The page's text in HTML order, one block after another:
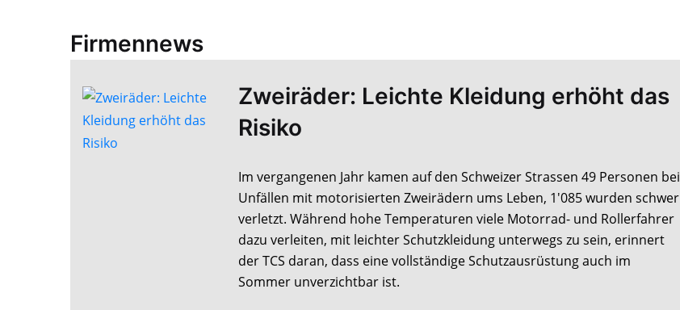
Firmennews
Zweiräder: Leichte Kleidung erhöht das
Risiko
Im vergangenen Jahr kamen auf den Schweizer Strassen 49 Personen bei
Unfällen mit motorisierten Zweirädern ums Leben, 1'085 wurden schwer
verletzt. Während hohe Temperaturen viele Motorrad- und Rollerfahrer
dazu verleiten, mit leichter Schutzkleidung unterwegs zu sein, erinnert
der TCS daran, dass eine vollständige Schutzausrüstung auch im
Sommer unverzichtbar ist.